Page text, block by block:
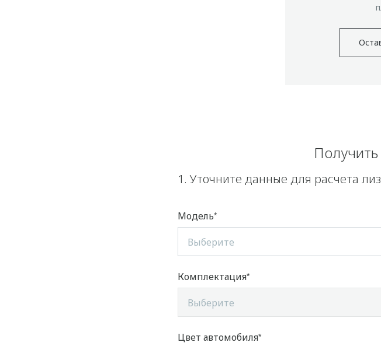
1. Уточните данные для расчета
Модель
Выберите
Комплектация
Выберите
Цвет автомобиля